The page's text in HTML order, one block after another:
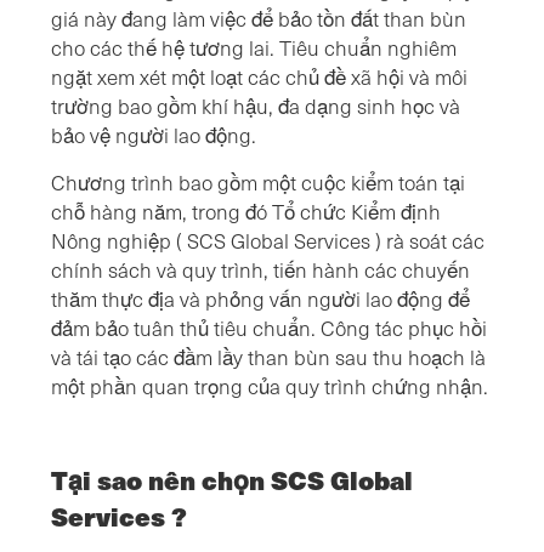
giá này đang làm việc để bảo tồn đất than bùn
cho các thế hệ tương lai. Tiêu chuẩn nghiêm
ngặt xem xét một loạt các chủ đề xã hội và môi
trường bao gồm khí hậu, đa dạng sinh học và
bảo vệ người lao động.
Chương trình bao gồm một cuộc kiểm toán tại
chỗ hàng năm, trong đó Tổ chức Kiểm định
Nông nghiệp ( SCS Global Services ) rà soát các
chính sách và quy trình, tiến hành các chuyến
thăm thực địa và phỏng vấn người lao động để
đảm bảo tuân thủ tiêu chuẩn. Công tác phục hồi
và tái tạo các đầm lầy than bùn sau thu hoạch là
một phần quan trọng của quy trình chứng nhận.
Tại sao nên chọn SCS Global
Services ?